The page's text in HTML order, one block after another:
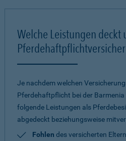
Welche Leistungen deckt
Je nachdem welchen
Pferdehaftpflicht bei der Barmenia
folgende Leistungen als
abgedeckt beziehungsweise
Fohlen des versicherten